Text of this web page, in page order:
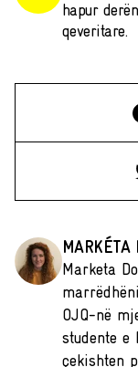
hapur
qeveritare.
MARKÉTA
Marketa
OJQ-në
studente e
çekishten